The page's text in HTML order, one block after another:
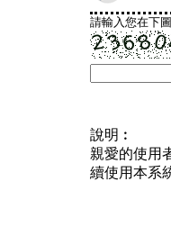
請輸入您在下
說明︰
親愛的使用
續使用本系